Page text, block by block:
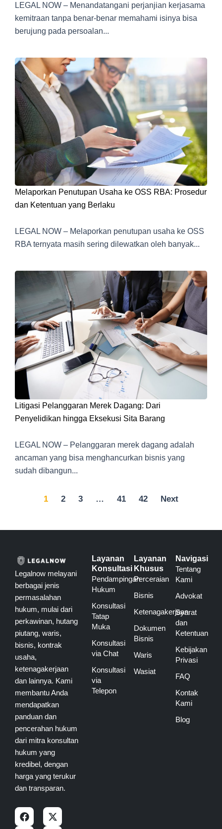
LEGAL NOW – Menandatangani perjanjian kerjasama
kemitraan tanpa benar-benar memahami isinya bisa
berujung pada persoalan...
Melaporkan Penutupan Usaha ke OSS RBA: Prosedur
dan Ketentuan yang Berlaku
LEGAL NOW – Melaporkan penutupan usaha ke OSS
RBA ternyata masih sering dilewatkan oleh banyak...
Litigasi Pelanggaran Merek Dagang: Dari
Penyelidikan hingga Eksekusi Sita Barang
LEGAL NOW – Pelanggaran merek dagang adalah
ancaman yang bisa menghancurkan bisnis yang
sudah dibangun...
1 2 3 … 41 42 Next
Legalnow melayani
berbagai jenis
permasalahan
hukum, mulai dari
perkawinan, hutang
piutang, waris,
bisnis, kontrak
usaha,
ketenagakerjaan
dan lainnya. Kami
membantu Anda
mendapatkan
panduan dan
pencerahan hukum
dari mitra konsultan
hukum yang
kredibel, dengan
harga yang terukur
dan transparan.
F
a
X
-
I
n
Y
o
Layanan
Konsultasi
Pendampingan
Hukum
Konsultasi
Tatap
Muka
Konsultasi
via Chat
Konsultasi
via
Telepon
Layanan
Khusus
Perceraian
Bisnis
Ketenagakerjaan
Dokumen
Bisnis
Waris
Wasiat
Navigasi
Tentang
Kami
Advokat
Syarat
dan
Ketentuan
Kebijakan
Privasi
FAQ
Kontak
Kami
Blog